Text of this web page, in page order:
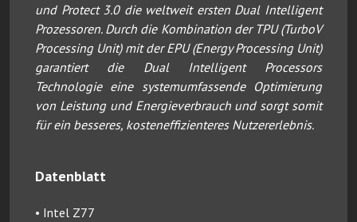
und Protect 3.0 die weltweit ersten Dual Intelligent
Prozessoren. Durch die Kombination der TPU (TurboV
Processing Unit) mit der EPU (Energy Processing Unit)
garantiert die Dual Intelligent Processors
Technologie eine systemumfassende Optimierung
von Leistung und Energieverbrauch und sorgt somit
für ein besseres, kosteneffizienteres Nutzererlebnis.
Datenblatt
• Intel Z77